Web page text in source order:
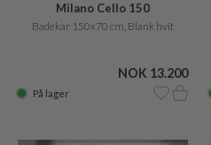
Milano Cello 150
Badekar 150x70 cm, Blank hvit
NOK 13.200
På lager